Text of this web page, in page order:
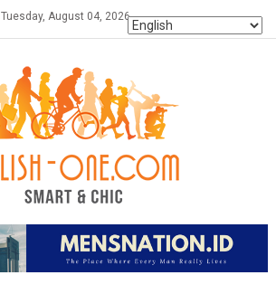
Tuesday, August 04, 2026